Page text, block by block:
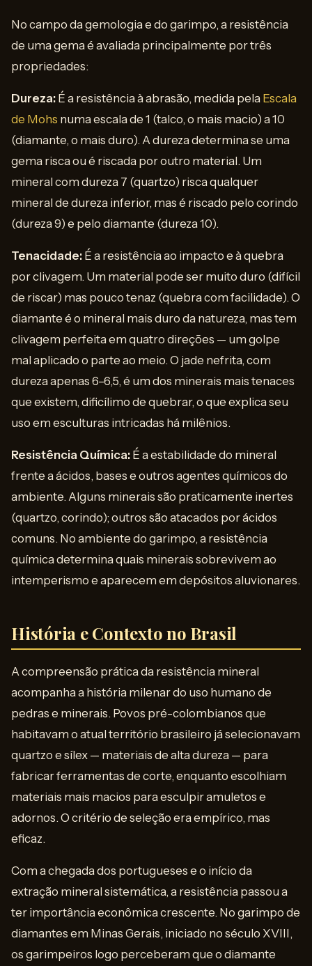
No campo da gemologia e do garimpo, a resistência
de uma gema é avaliada principalmente por três
propriedades:
Dureza: É a resistência à abrasão, medida pela Escala
de Mohs numa escala de 1 (talco, o mais macio) a 10
(diamante, o mais duro). A dureza determina se uma
gema risca ou é riscada por outro material. Um
mineral com dureza 7 (quartzo) risca qualquer
mineral de dureza inferior, mas é riscado pelo corindo
(dureza 9) e pelo diamante (dureza 10).
Tenacidade: É a resistência ao impacto e à quebra
por clivagem. Um material pode ser muito duro (difícil
de riscar) mas pouco tenaz (quebra com facilidade). O
diamante é o mineral mais duro da natureza, mas tem
clivagem perfeita em quatro direções — um golpe
mal aplicado o parte ao meio. O jade nefrita, com
dureza apenas 6–6,5, é um dos minerais mais tenaces
que existem, dificílimo de quebrar, o que explica seu
uso em esculturas intricadas há milênios.
Resistência Química: É a estabilidade do mineral
frente a ácidos, bases e outros agentes químicos do
ambiente. Alguns minerais são praticamente inertes
(quartzo, corindo); outros são atacados por ácidos
comuns. No ambiente do garimpo, a resistência
química determina quais minerais sobrevivem ao
intemperismo e aparecem em depósitos aluvionares.
História e Contexto no Brasil
A compreensão prática da resistência mineral
acompanha a história milenar do uso humano de
pedras e minerais. Povos pré-colombianos que
habitavam o atual território brasileiro já selecionavam
quartzo e sílex — materiais de alta dureza — para
fabricar ferramentas de corte, enquanto escolhiam
materiais mais macios para esculpir amuletos e
adornos. O critério de seleção era empírico, mas
eficaz.
Com a chegada dos portugueses e o início da
extração mineral sistemática, a resistência passou a
ter importância econômica crescente. No garimpo de
diamantes em Minas Gerais, iniciado no século XVIII,
os garimpeiros logo perceberam que o diamante